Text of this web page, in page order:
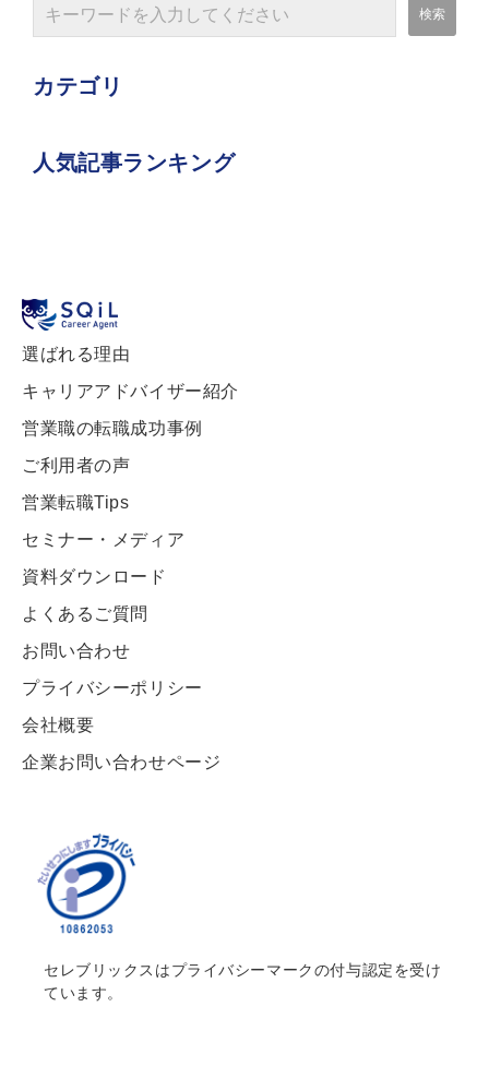
カテゴリ
人気記事ランキング
選ばれる理由
キャリアアドバイザー紹介
営業職の転職成功事例
ご利用者の声
営業転職Tips
セミナー・メディア
資料ダウンロード
よくあるご質問
お問い合わせ
プライバシーポリシー
会社概要
企業お問い合わせページ
セレブリックスはプライバシーマークの付与認定を受け
ています。